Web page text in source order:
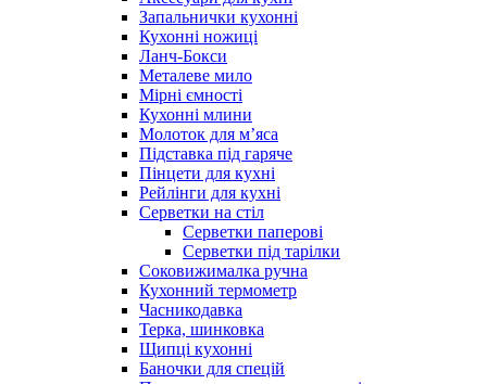
Запальнички кухонні
Кухонні ножиці
Ланч-Бокси
Металеве мило
Мірні ємності
Кухонні млини
Молоток для м’яса
Підставка під гаряче
Пінцети для кухні
Рейлінги для кухні
Серветки на стіл
Серветки паперові
Серветки під тарілки
Соковижималка ручна
Кухонний термометр
Часникодавка
Терка, шинковка
Щипці кухонні
Баночки для спецій